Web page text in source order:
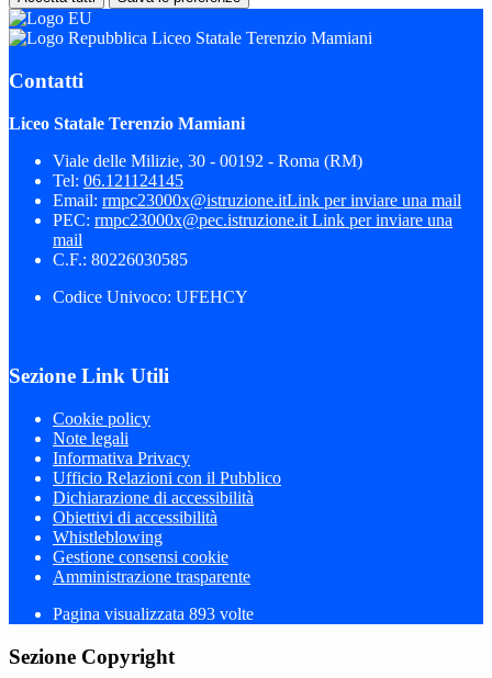
Liceo Statale Terenzio Mamiani
Contatti
Liceo Statale Terenzio Mamiani
Viale delle Milizie, 30 - 00192 - Roma (RM)
Tel: 06.121124145
Email: rmpc23000x@istruzione.itLink per inviare una mail
PEC: rmpc23000x@pec.istruzione.it Link per inviare una
mail
C.F.: 80226030585
Codice Univoco: UFEHCY
Sezione Link Utili
Cookie policy
Note legali
Informativa Privacy
Ufficio Relazioni con il Pubblico
Dichiarazione di accessibilità
Obiettivi di accessibilità
Whistleblowing
Gestione consensi cookie
Amministrazione trasparente
Pagina visualizzata 893 volte
Sezione Copyright